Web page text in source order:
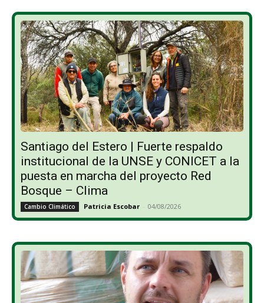
Santiago del Estero | Fuerte respaldo
institucional de la UNSE y CONICET a la
puesta en marcha del proyecto Red
Bosque – Clima
Cambio Climático Patricia Escobar - 04/08/2026